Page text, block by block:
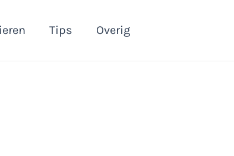
Tips Overig